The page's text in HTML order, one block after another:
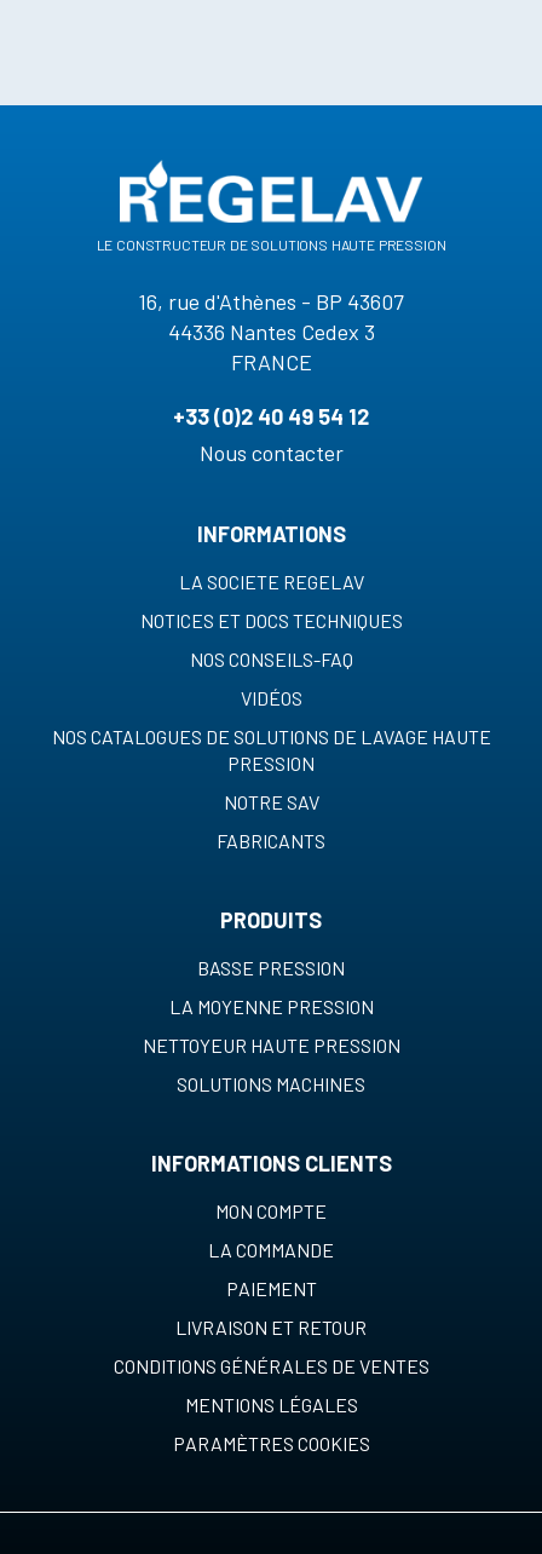
le constructeur de solutions haute pression
16, rue d'Athènes - BP 43607
44336 Nantes Cedex 3
FRANCE
+33 (0)2 40 49 54 12
Nous contacter
INFORMATIONS
LA SOCIETE REGELAV
NOTICES ET DOCS TECHNIQUES
NOS CONSEILS-FAQ
VIDÉOS
NOS CATALOGUES DE SOLUTIONS DE LAVAGE HAUTE
PRESSION
NOTRE SAV
FABRICANTS
PRODUITS
BASSE PRESSION
LA MOYENNE PRESSION
NETTOYEUR HAUTE PRESSION
SOLUTIONS MACHINES
INFORMATIONS CLIENTS
MON COMPTE
LA COMMANDE
PAIEMENT
LIVRAISON ET RETOUR
CONDITIONS GÉNÉRALES DE VENTES
MENTIONS LÉGALES
PARAMÈTRES COOKIES